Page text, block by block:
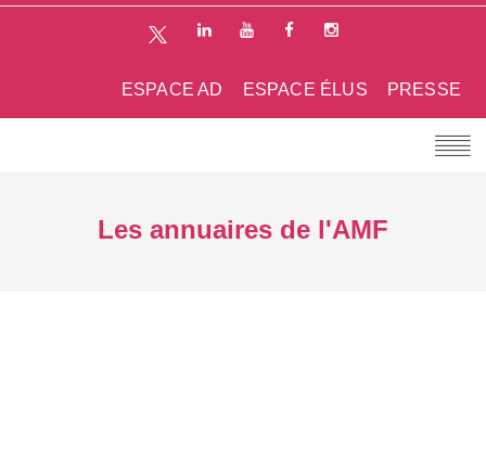
PRESSE
ESPACE ÉLUS
ESPACE AD
Les annuaires de l'AMF